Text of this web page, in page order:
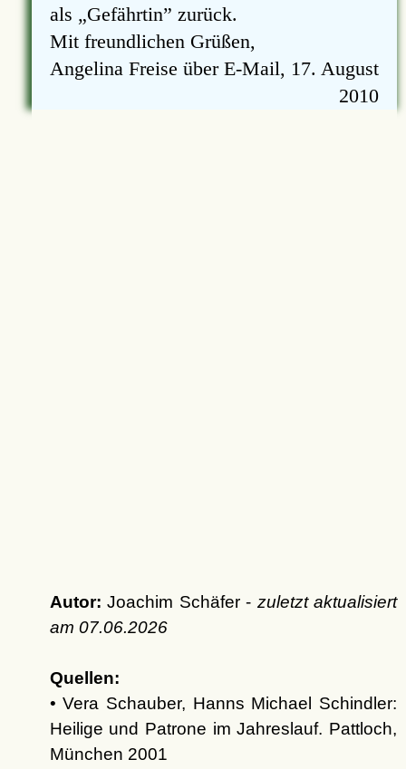
als
Gefährtin
zurück.
Mit freundlichen Grüßen,
Angelina Freise über E-Mail, 17. August
2010
Autor: Joachim Schäfer - zuletzt aktualisiert
am 07.06.2026
Quellen:
• Vera Schauber, Hanns Michael Schindler:
Heilige und Patrone im Jahreslauf. Pattloch,
München 2001